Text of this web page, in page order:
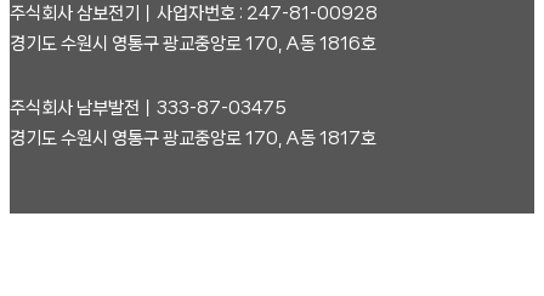
주식회사 삼보전기┃사업자번호 : 247-81-00928
경기도 수원시 영통구 광교중앙로 170, A동 1816호
주식회사 남부발전┃333-87-03475
경기도 수원시 영통구 광교중앙로 170, A동 1817호